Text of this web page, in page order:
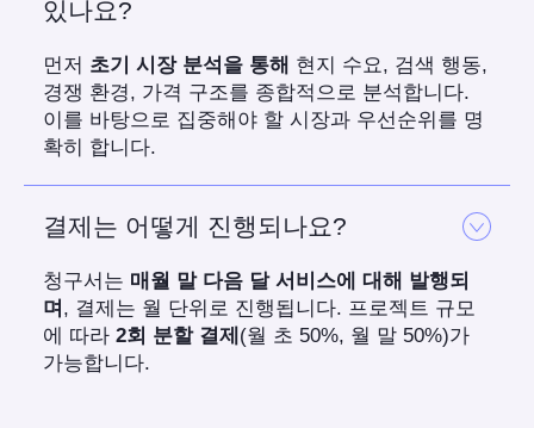
있나요?
먼저 초기 시장 분석을 통해 현지 수요, 검색 행동,
경쟁 환경, 가격 구조를 종합적으로 분석합니다.
이를 바탕으로 집중해야 할 시장과 우선순위를 명
확히 합니다.
결제는 어떻게 진행되나요?
청구서는 매월 말 다음 달 서비스에 대해 발행되
며 , 결제는 월 단위로 진행됩니다. 프로젝트 규모
에 따라 2회 분할 결제 (월 초 50%, 월 말 50%)가
가능합니다.